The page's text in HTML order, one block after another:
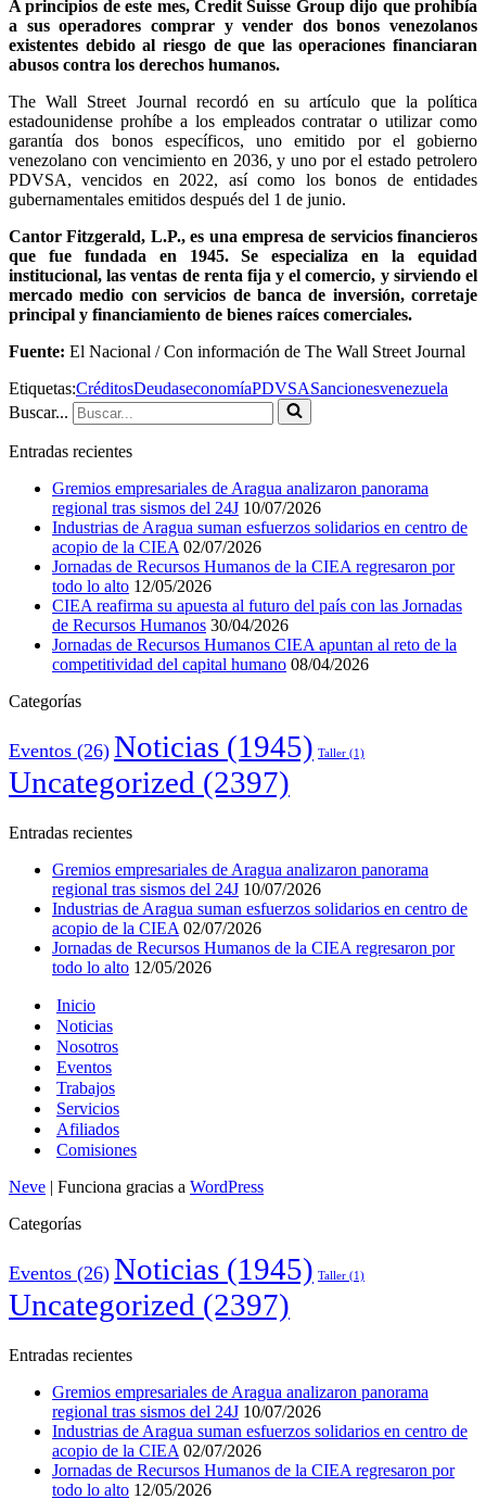
A principios de este mes, Credit Suisse Group dijo que prohibía
a sus operadores comprar y vender dos bonos venezolanos
existentes debido al riesgo de que las operaciones financiaran
abusos contra los derechos humanos.
The Wall Street Journal recordó en su artículo que la política
estadounidense prohíbe a los empleados contratar o utilizar como
garantía dos bonos específicos, uno emitido por el gobierno
venezolano con vencimiento en 2036, y uno por el estado petrolero
PDVSA, vencidos en 2022, así como los bonos de entidades
gubernamentales emitidos después del 1 de junio.
Cantor Fitzgerald, L.P., es una empresa de servicios financieros
que fue fundada en 1945. Se especializa en la equidad
institucional, las ventas de renta fija y el comercio, y sirviendo el
mercado medio con servicios de banca de inversión, corretaje
principal y financiamiento de bienes raíces comerciales.
Fuente: El Nacional / Con información de The Wall Street Journal
Etiquetas:CréditosDeudaseconomíaPDVSASancionesvenezuela
Buscar...
Entradas recientes
Gremios empresariales de Aragua analizaron panorama
regional tras sismos del 24J 10/07/2026
Industrias de Aragua suman esfuerzos solidarios en centro de
acopio de la CIEA 02/07/2026
Jornadas de Recursos Humanos de la CIEA regresaron por
todo lo alto 12/05/2026
CIEA reafirma su apuesta al futuro del país con las Jornadas
de Recursos Humanos 30/04/2026
Jornadas de Recursos Humanos CIEA apuntan al reto de la
competitividad del capital humano 08/04/2026
Categorías
Eventos (26) Noticias (1945) Taller (1)
Uncategorized (2397)
Entradas recientes
Gremios empresariales de Aragua analizaron panorama
regional tras sismos del 24J 10/07/2026
Industrias de Aragua suman esfuerzos solidarios en centro de
acopio de la CIEA 02/07/2026
Jornadas de Recursos Humanos de la CIEA regresaron por
todo lo alto 12/05/2026
Inicio
Noticias
Nosotros
Eventos
Trabajos
Servicios
Afiliados
Comisiones
Neve | Funciona gracias a WordPress
Categorías
Eventos (26) Noticias (1945) Taller (1)
Uncategorized (2397)
Entradas recientes
Gremios empresariales de Aragua analizaron panorama
regional tras sismos del 24J 10/07/2026
Industrias de Aragua suman esfuerzos solidarios en centro de
acopio de la CIEA 02/07/2026
Jornadas de Recursos Humanos de la CIEA regresaron por
todo lo alto 12/05/2026